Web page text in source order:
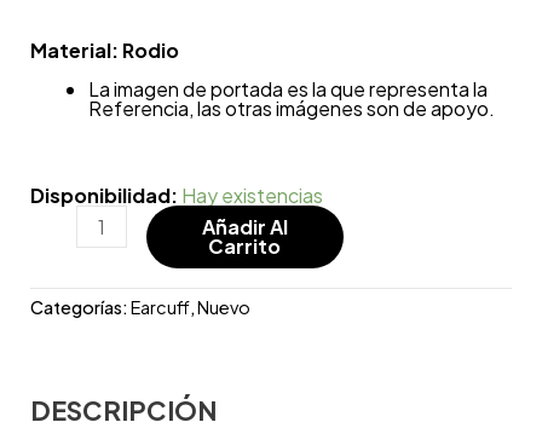
Material: Rodio
La imagen de portada es la que representa la
Referencia, las otras imágenes son de apoyo.
Disponibilidad: Hay existencias
Añadir Al
Carrito
Categorías:Earcuff,Nuevo
DESCRIPCIÓN